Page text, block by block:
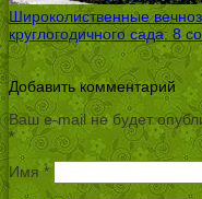
Широколиственные
круглогодичного сада: 8
Добавить комментарий
Ваш e-mail не будет
*
Имя *